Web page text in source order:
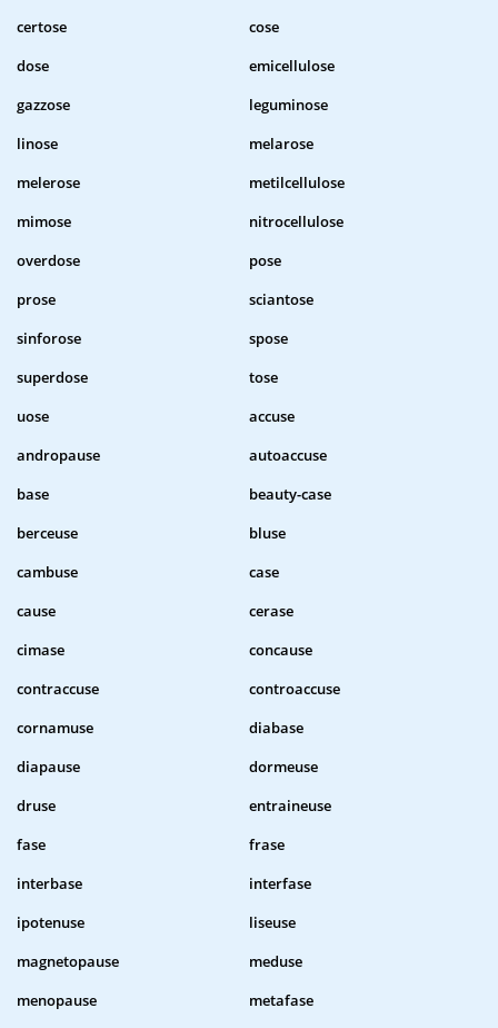
certose
cose
dose
emicellulose
gazzose
leguminose
linose
melarose
melerose
metilcellulose
mimose
nitrocellulose
overdose
pose
prose
sciantose
sinforose
spose
superdose
tose
uose
accuse
andropause
autoaccuse
base
beauty-case
berceuse
bluse
cambuse
case
cause
cerase
cimase
concause
contraccuse
controaccuse
cornamuse
diabase
diapause
dormeuse
druse
entraineuse
fase
frase
interbase
interfase
ipotenuse
liseuse
magnetopause
meduse
menopause
metafase